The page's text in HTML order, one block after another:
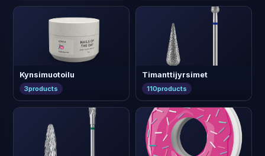
Kynsimuotoilu
3products
Timanttijyrsimet
110products